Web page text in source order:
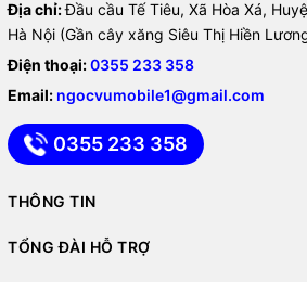
Địa chỉ:Đầu cầu Tế Tiêu, Xã Hòa Xá,
Hà Nội (Gần cây xăng Siêu Thị Hiền
Điện thoại:0355 233 358
Email: ngocvumobile1@gmail.com
0355 233 358
THÔNG TIN
TỔNG ĐÀI HỖ TRỢ